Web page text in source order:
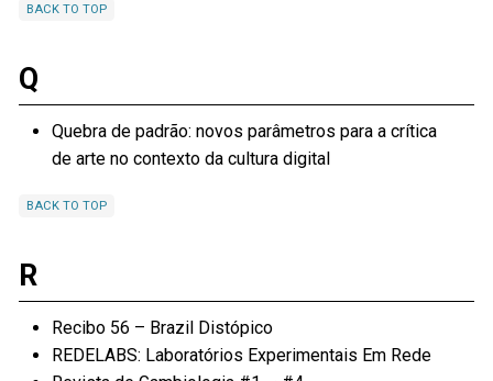
BACK TO TOP
Q
Quebra de padrão: novos parâmetros para a crítica
de arte no contexto da cultura digital
BACK TO TOP
R
Recibo 56 – Brazil Distópico
REDELABS: Laboratórios Experimentais Em Rede